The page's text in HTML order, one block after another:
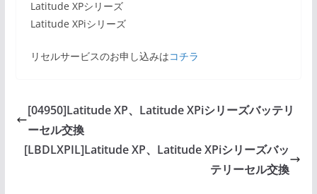
Latitude XPシリーズ
Latitude XPiシリーズ
リセルサービスのお申し込みはコチラ
[04950]Latitude XP、Latitude XPiシリーズバッテリ
ーセル交換
[LBDLXPIL]Latitude XP、Latitude XPiシリーズバッ
テリーセル交換